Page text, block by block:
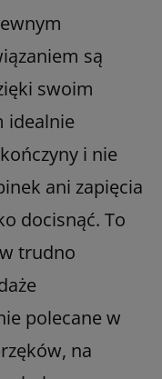
są
swoim
idealnie
i nie
ani zapięcia
docisnąć. To
trudno
polecane w
na